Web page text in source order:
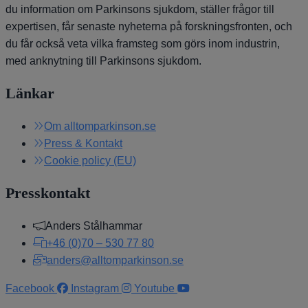
du information om Parkinsons sjukdom, ställer frågor till
expertisen, får senaste nyheterna på forskningsfronten, och
du får också veta vilka framsteg som görs inom industrin,
med anknytning till Parkinsons sjukdom.
Länkar
Om alltomparkinson.se
Press & Kontakt
Cookie policy (EU)
Presskontakt
Anders Stålhammar
+46 (0)70 – 530 77 80
anders@alltomparkinson.se
Facebook Instagram Youtube